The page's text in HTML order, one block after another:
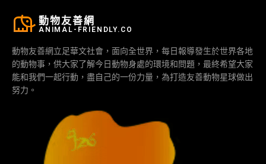
動物友善網
ANIMAL-FRIENDLY.CO
動物友善網立足華文社會，面向全世界，每日報導發生於世界各地
的動物事，供大家了解今日動物身處的環境和問題，最終希望大家
能和我們一起行動，盡自己的一份力量，為打造友善動物星球做出
努力。